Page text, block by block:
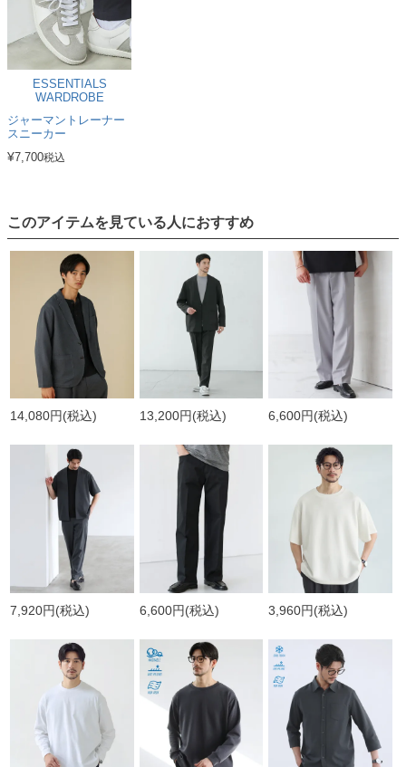
ESSENTIALS
WARDROBE
ジャーマントレーナー
スニーカー
¥7,700税込
このアイテムを見ている人におすすめ
14,080円(税込) 13,200円(税込) 6,600円(税込)
7,920円(税込) 6,600円(税込) 3,960円(税込)